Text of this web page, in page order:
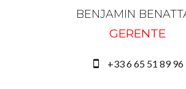
BENJAMIN
GERENTE
+33 6 65 51 89 96